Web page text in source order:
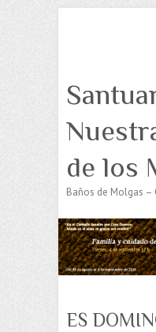
de los
Baños de Molgas –
ES